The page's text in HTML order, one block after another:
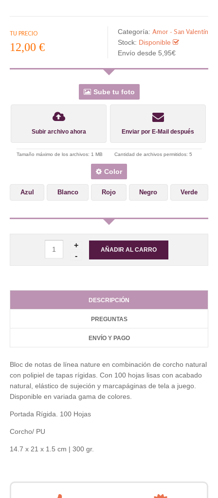
TU PRECIO
12,00 €
Categoría: Amor - San Valentín
Stock: Disponible
Envío desde 5,95€
Sube tu foto
Subir archivo ahora Enviar por E-Mail después
Tamaño máximo de los archivos: 1 MB Cantidad de archivos permitidos: 5
Color
Azul Blanco Rojo Negro Verde
DESCRIPCIÓN
PREGUNTAS
ENVÍO Y PAGO
Bloc de notas de línea nature en combinación de corcho natural
con polipiel de tapas rígidas. Con 100 hojas lisas con acabado
natural, elástico de sujeción y marcapáginas de tela a juego.
Disponible en variada gama de colores.
Portada Rígida. 100 Hojas
Corcho/ PU
14.7 x 21 x 1.5 cm | 300 gr.